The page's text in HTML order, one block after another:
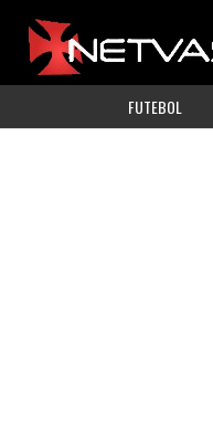
FUTEBOL